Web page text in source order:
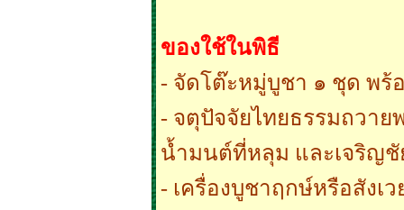
ของใช้ในพิธี
- จัดโต๊ะหมู่บูชา ๑ ชุด พร้
- จตุปัจจัยไทยธรรมถวา
น้ำมนต์ที่หลุม และเจริญชั
- เครื่องบูชาฤกษ์หรือสังเ